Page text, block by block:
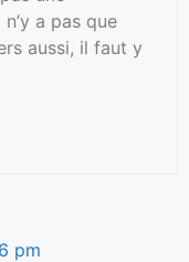
n’y a pas que
aussi, il faut y
pm